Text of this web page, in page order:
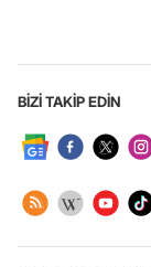
BİZİ TAKİP EDİN